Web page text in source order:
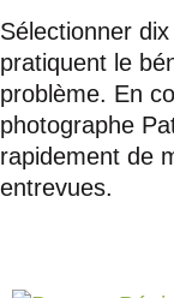
Sélectionner
pratiquent le
problème. En
photographe
rapidement de
entrevues.